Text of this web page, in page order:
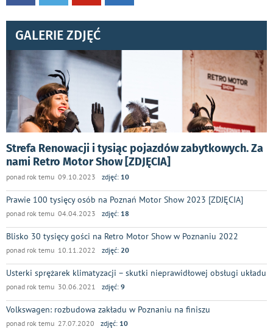
GALERIE ZDJĘĆ
Strefa Renowacji i tysiąc pojazdów zabytkowych. Za
nami Retro Motor Show [ZDJĘCIA]
ponad rok temu 09.10.2023 zdjęć: 10
Prawie 100 tysięcy osób na Poznań Motor Show 2023 [ZDJĘCIA]
ponad rok temu 04.04.2023 zdjęć: 18
Blisko 30 tysięcy gości na Retro Motor Show w Poznaniu 2022
ponad rok temu 10.11.2022 zdjęć: 20
Usterki sprężarek klimatyzacji – skutki nieprawidłowej obsługi układu
ponad rok temu 30.06.2021 zdjęć: 9
Volkswagen: rozbudowa zakładu w Poznaniu na finiszu
ponad rok temu 27.07.2020 zdjęć: 10